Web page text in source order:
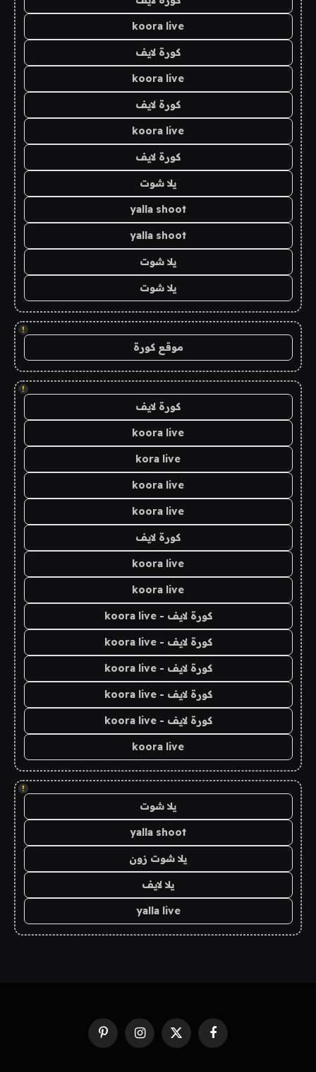
koora live
كورة لايف
koora live
كورة لايف
koora live
كورة لايف
يلا شوت
yalla shoot
yalla shoot
يلا شوت
يلا شوت
!
موقع كورة
!
كورة لايف
koora live
kora live
koora live
koora live
كورة لايف
koora live
koora live
كورة لايف - koora live
كورة لايف - koora live
كورة لايف - koora live
كورة لايف - koora live
كورة لايف - koora live
koora live
!
يلا شوت
yalla shoot
يلا شوت زون
يلا لايف
yalla live
فيسبوك X
(Twitter)
الانستغرامبينتيريست